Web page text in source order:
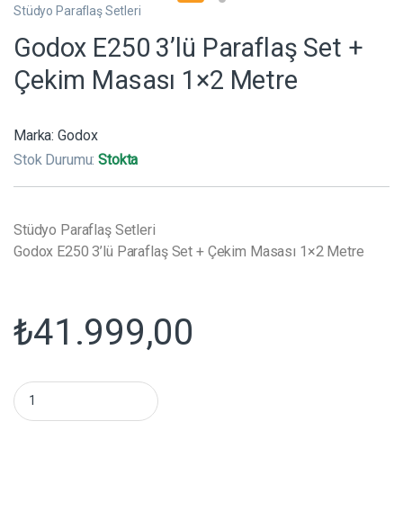
Stüdyo Paraflaş Setleri
Godox E250 3’lü Paraflaş Set +
Çekim Masası 1×2 Metre
Marka: Godox
Stok Durumu:Stokta
Stüdyo Paraflaş Setleri
Godox E250 3’lü Paraflaş Set + Çekim Masası 1×2 Metre
₺41.999,00
Godox E250 3'lü Paraflaş Set + Çekim Masası 1x2 Metre miktar